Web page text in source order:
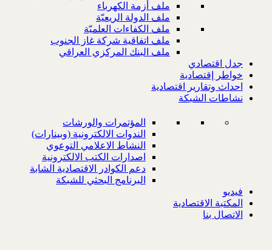
ملف أزمة الكهرباء
ملف الدولة الريعيّة
ملف الكفاءات العلميّة
ملف اتفاقية شركة غاز الجنوب
ملف البنك المركزي العراقي
جدل اقتصادي
خواطر إقتصادية
احداث وتقارير اقتصادية
نشاطات الشبكة
المؤتمرات والورشات
الندوات الالكترونية (وبينارات)
النشاط الاعلامي التوعوي
اصدارات الكتب الالكترونية
دعم الكوادر الاقتصادية الشابة
البرنامج البحثي للشبكة
فيديو
المكتبة الاقتصادية
الاتصال بنا